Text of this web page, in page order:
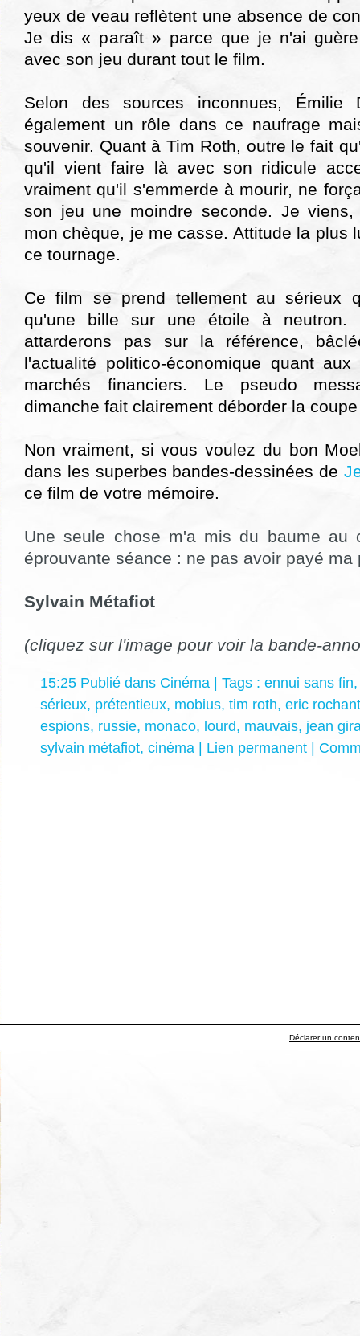
yeux de veau reflètent une absence de
Je dis « paraît » parce que je n'ai
avec son jeu durant tout le film.
Selon des sources inconnues, Émilie
également un rôle dans ce naufrage
souvenir. Quant à Tim Roth, outre le fait
qu'il vient faire là avec son ridicule
vraiment qu'il s'emmerde à mourir, ne
son jeu une moindre seconde. Je
mon chèque, je me casse. Attitude la plus
ce tournage.
Ce film se prend tellement au sérieux
qu'une bille sur une étoile à neutron.
attarderons pas sur la référence,
l'actualité politico-économique quant
marchés financiers. Le pseudo
dimanche fait clairement déborder la
Non vraiment, si vous voulez du bon
dans les superbes bandes-dessinées de
ce film de votre mémoire.
Une seule chose m'a mis du baume
éprouvante séance : ne pas avoir payé ma
Sylvain Métafiot
(cliquez sur l'image pour voir la bande-
15:25 Publié dans Cinéma | Tags : ennui sans fin
sérieux, prétentieux, mobius, tim roth, eric rochant
espions, russie, monaco, lourd, mauvais, jean
sylvain métafiot, cinéma | Lien permanent |
Déclarer un